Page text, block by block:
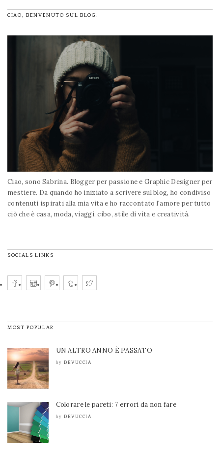
CIAO, BENVENUTO SUL BLOG!
Ciao, sono Sabrina. Blogger per passione e Graphic Designer per
mestiere. Da quando ho iniziato a scrivere sul blog, ho condiviso
contenuti ispirati alla mia vita e ho raccontato l'amore per tutto
ciò che è casa, moda, viaggi, cibo, stile di vita e creatività.
SOCIALS LINKS
MOST POPULAR
UN ALTRO ANNO È PASSATO
by DEVUCCIA
Colorare le pareti: 7 errori da non fare
by DEVUCCIA